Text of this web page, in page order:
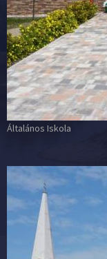
Általános Iskola